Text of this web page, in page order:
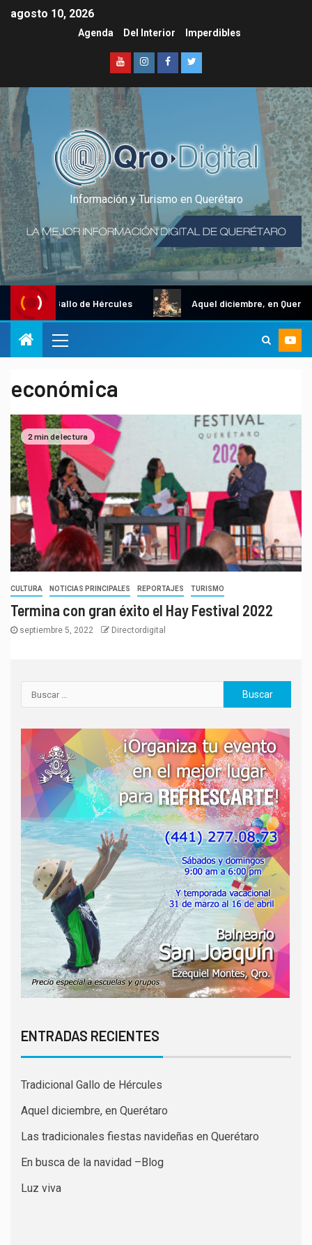
agosto 10, 2026
Agenda Del Interior Imperdibles
Información y Turismo en Querétaro
Gallo de Hércules Aquel diciembre, en Querétaro
económica
2 min de lectura
CULTURA NOTICIAS PRINCIPALES REPORTAJES TURISMO
Termina con gran éxito el Hay Festival 2022
septiembre 5, 2022 Directordigital
ENTRADAS RECIENTES
Tradicional Gallo de Hércules
Aquel diciembre, en Querétaro
Las tradicionales fiestas navideñas en Querétaro
En busca de la navidad –Blog
Luz viva